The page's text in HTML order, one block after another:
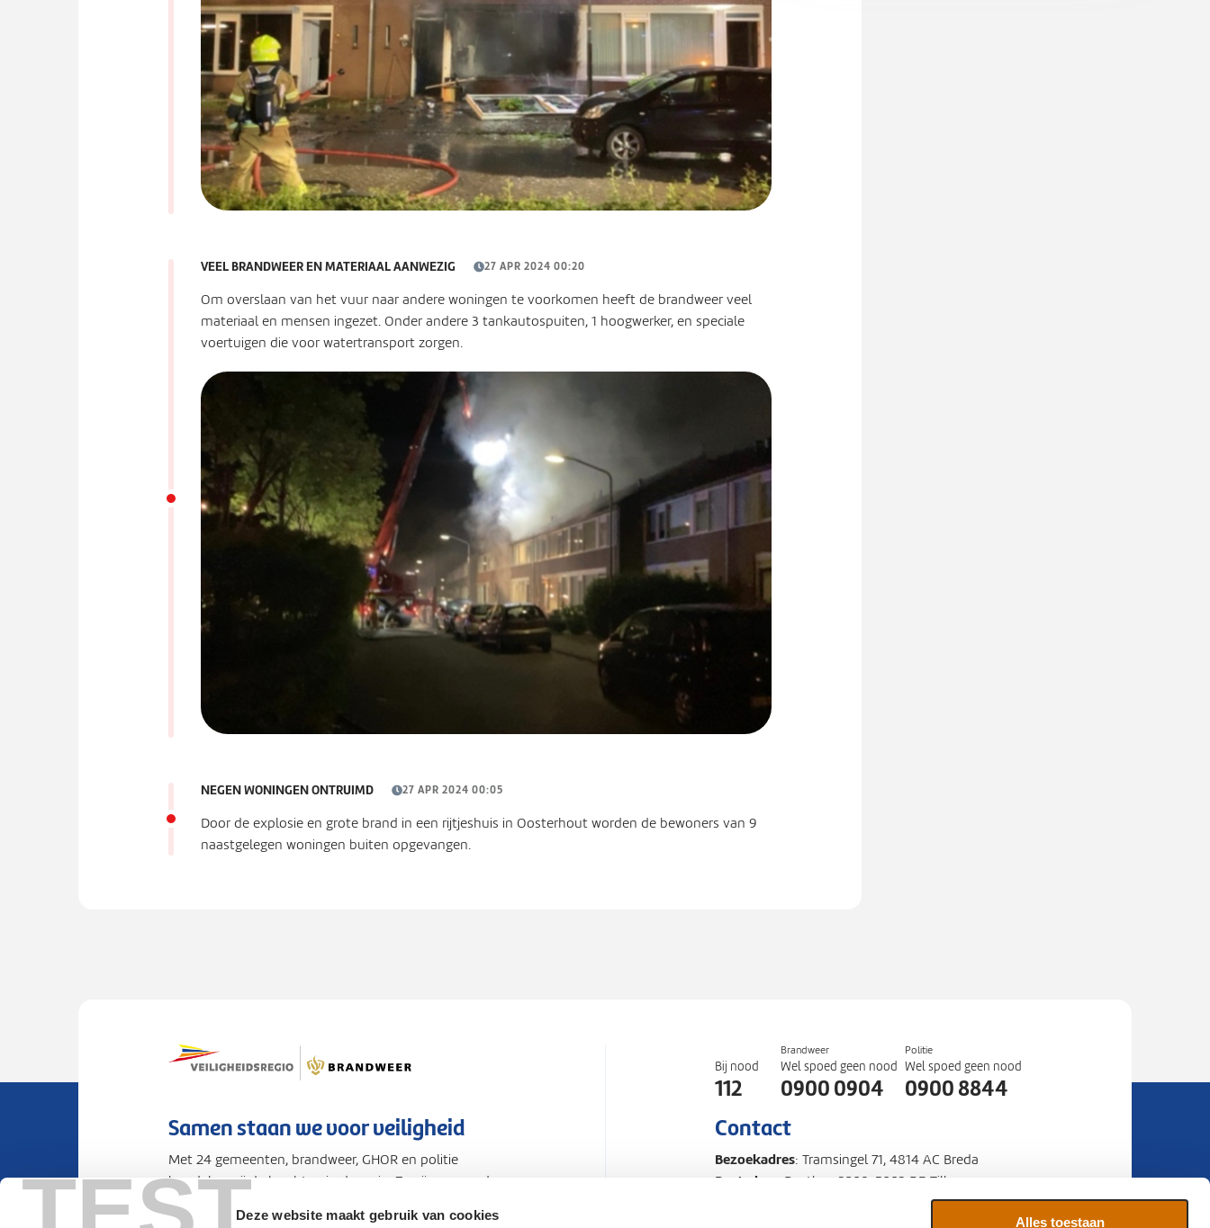
Deze website maakt gebruik van cookies Alles toestaan
VEEL BRANDWEER EN MATERIAAL AANWEZIG 27 APR 2024 00:20
Om overslaan van het vuur naar andere woningen te voorkomen heeft de brandweer veel
materiaal en mensen ingezet. Onder andere 3 tankautospuiten, 1 hoogwerker, en speciale
voertuigen die voor watertransport zorgen.
NEGEN WONINGEN ONTRUIMD 27 APR 2024 00:05
Door de explosie en grote brand in een rijtjeshuis in Oosterhout worden de bewoners van 9
naastgelegen woningen buiten opgevangen.
Samen staan we voor veiligheid
Met 24 gemeenten, brandweer, GHOR en politie
bundelen wij de krachten in de regio. Zo zijn we goed
voorbereid op rampen en crises.
Bij nood
112
Brandweer
Wel spoed geen nood
0900 0904
Politie
Wel spoed geen nood
0900 8844
Contact
Bezoekadres: Tramsingel 71, 4814 AC Breda
Postadres : Postbus 3208, 5003 DE Tilburg